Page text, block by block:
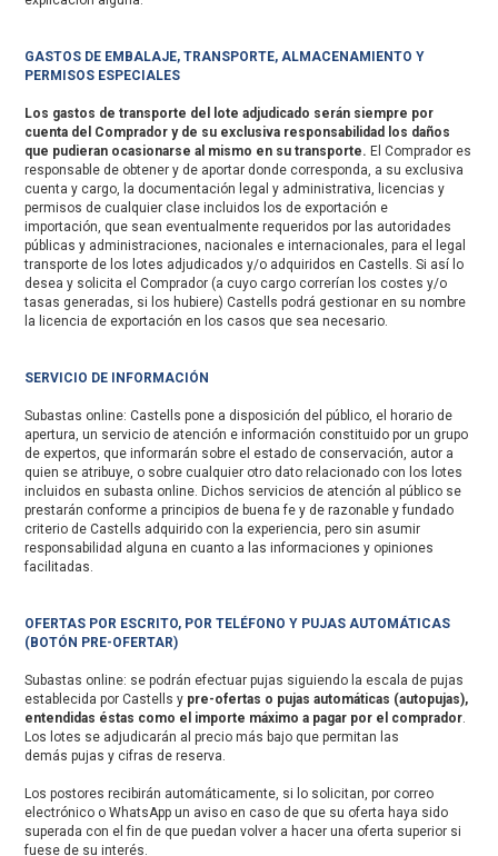
GASTOS DE EMBALAJE, TRANSPORTE, ALMACENAMIENTO Y
PERMISOS ESPECIALES
Los gastos de transporte del lote adjudicado serán siempre por
cuenta del Comprador y de su exclusiva responsabilidad los daños
que pudieran ocasionarse al mismo en su transporte. El Comprador es
responsable de obtener y de aportar donde corresponda, a su exclusiva
cuenta y cargo, la documentación legal y administrativa, licencias y
permisos de cualquier clase incluidos los de exportación e
importación, que sean eventualmente requeridos por las autoridades
públicas y administraciones, nacionales e internacionales, para el legal
transporte de los lotes adjudicados y/o adquiridos en Castells. Si así lo
desea y solicita el Comprador (a cuyo cargo correrían los costes y/o
tasas generadas, si los hubiere) Castells podrá gestionar en su nombre
la licencia de exportación en los casos que sea necesario.
SERVICIO DE INFORMACIÓN
Subastas online: Castells pone a disposición del público, el horario de
apertura, un servicio de atención e información constituido por un grupo
de expertos, que informarán sobre el estado de conservación, autor a
quien se atribuye, o sobre cualquier otro dato relacionado con los lotes
incluidos en subasta online. Dichos servicios de atención al público se
prestarán conforme a principios de buena fe y de razonable y fundado
criterio de Castells adquirido con la experiencia, pero sin asumir
responsabilidad alguna en cuanto a las informaciones y opiniones
facilitadas.
OFERTAS POR ESCRITO, POR TELÉFONO Y PUJAS AUTOMÁTICAS
(BOTÓN PRE-OFERTAR)
Subastas online: se podrán efectuar pujas siguiendo la escala de pujas
establecida por Castells y pre-ofertas o pujas automáticas (autopujas),
entendidas éstas como el importe máximo a pagar por el comprador.
Los lotes se adjudicarán al precio más bajo que permitan las
demás pujas y cifras de reserva.
Los postores recibirán automáticamente, si lo solicitan, por correo
electrónico o WhatsApp un aviso en caso de que su oferta haya sido
superada con el fin de que puedan volver a hacer una oferta superior si
fuese de su interés.